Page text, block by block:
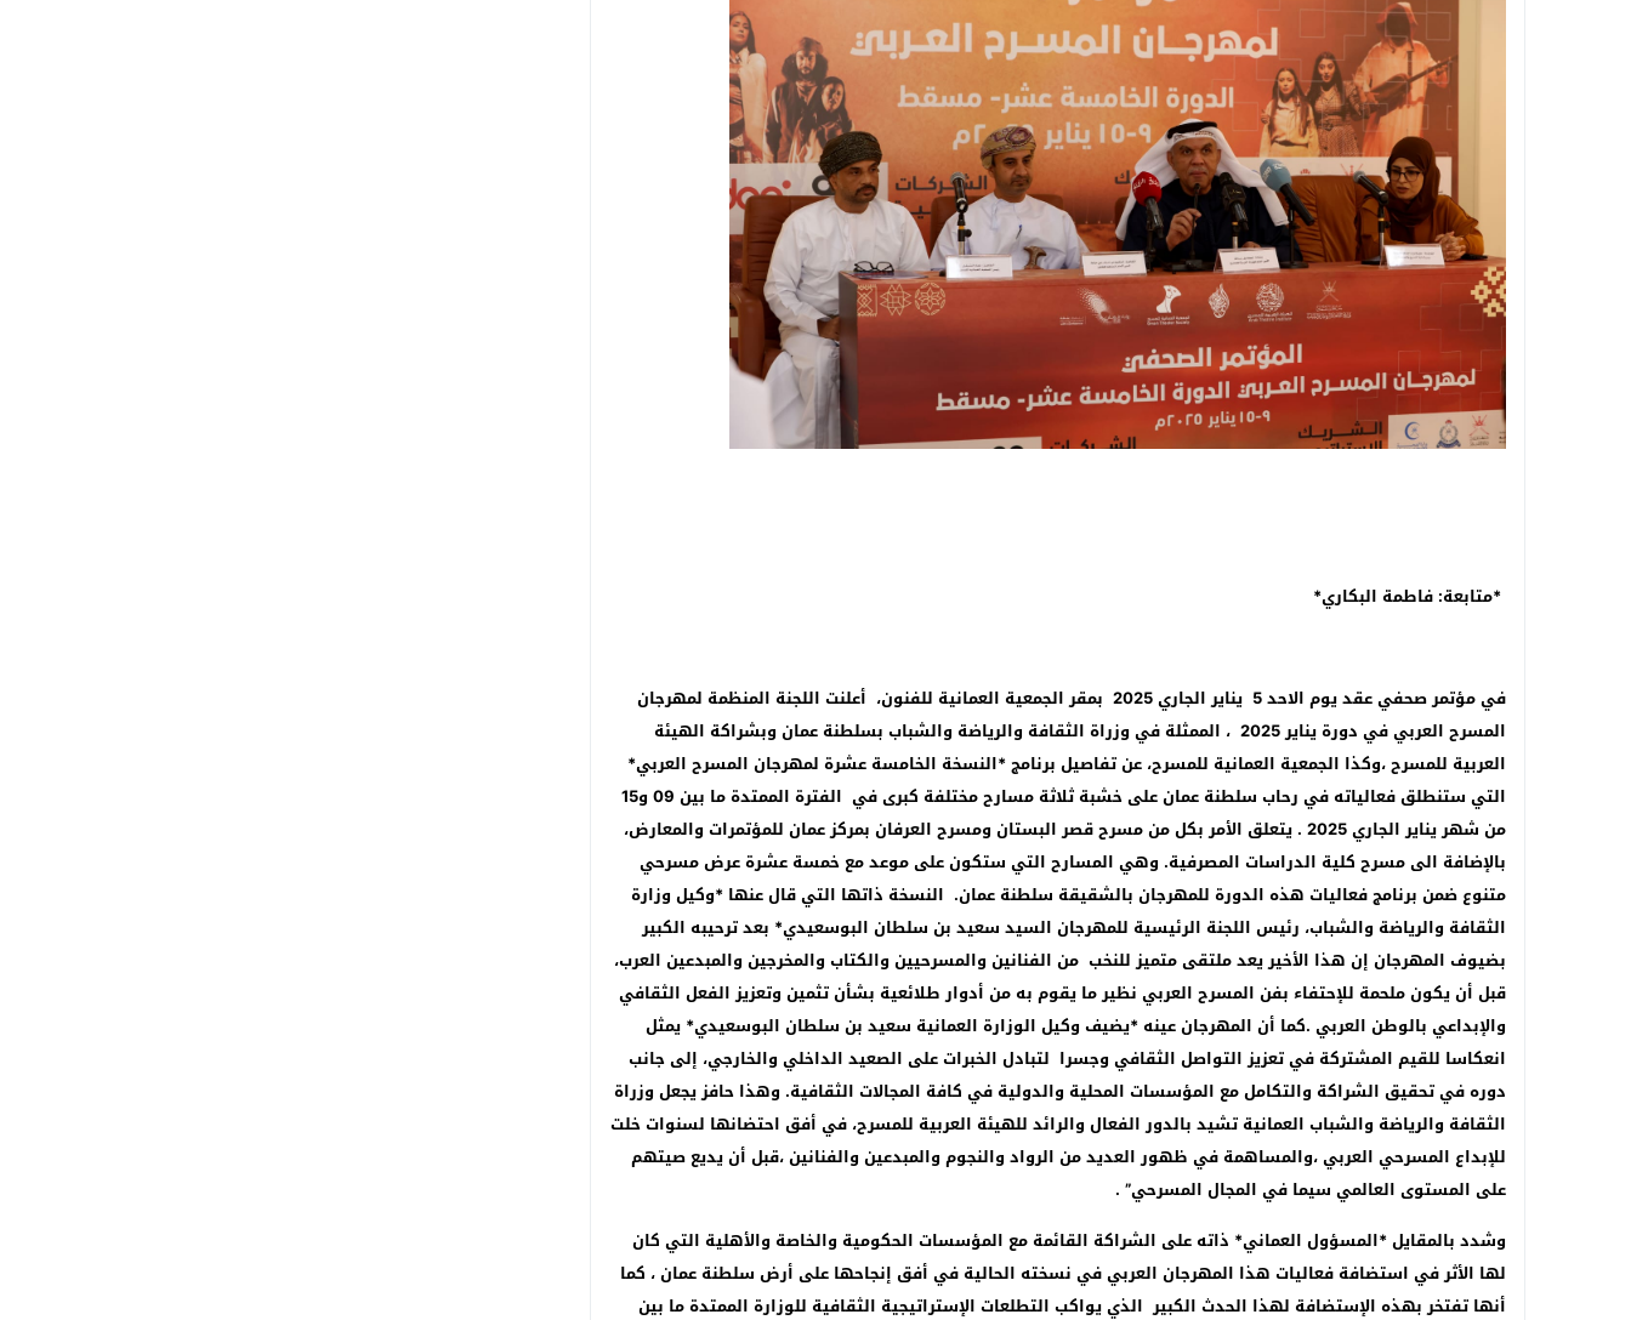
جماعة السهول تبرر أزمة الأزبال بالإكراهات المالية والإدارية والساكنة تطالب بالخدمة قبل الأعذار
*متابعة: فاطمة البكاري*
في مؤتمر صحفي عقد يوم الاحد 5 يناير الجاري 2025 بمقر الجمعية العمانية للفنون، أعلنت اللجنة المنظمة لمهرجان
المسرح العربي في دورة يناير 2025 ، الممثلة في وزراة الثقافة والرياضة والشباب بسلطنة عمان وبشراكة الهيئة
العربية للمسرح ،وكذا الجمعية العمانية للمسرح، عن تفاصيل برنامج *النسخة الخامسة عشرة لمهرجان المسرح العربي*
التي ستنطلق فعالياته في رحاب سلطنة عمان على خشبة ثلاثة مسارح مختلفة كبرى في الفترة الممتدة ما بين 09 و15
من شهر يناير الجاري 2025 . يتعلق الأمر بكل من مسرح قصر البستان ومسرح العرفان بمركز عمان للمؤتمرات والمعارض،
بالإضافة الى مسرح كلية الدراسات المصرفية. وهي المسارح التي ستكون على موعد مع خمسة عشرة عرض مسرحي
متنوع ضمن برنامج فعاليات هذه الدورة للمهرجان بالشقيقة سلطنة عمان. النسخة ذاتها التي قال عنها *وكيل وزارة
الثقافة والرياضة والشباب، رئيس اللجنة الرئيسية للمهرجان السيد سعيد بن سلطان البوسعيدي* بعد ترحيبه الكبير
بضيوف المهرجان إن هذا الأخير يعد ملتقى متميز للنخب من الفنانين والمسرحيين والكتاب والمخرجين والمبدعين العرب،
قبل أن يكون ملحمة للإحتفاء بفن المسرح العربي نظير ما يقوم به من أدوار طلائعية بشأن تثمين وتعزيز الفعل الثقافي
والإبداعي بالوطن العربي .كما أن المهرجان عينه *يضيف وكيل الوزارة العمانية سعيد بن سلطان البوسعيدي* يمثل
انعكاسا للقيم المشتركة في تعزيز التواصل الثقافي وجسرا لتبادل الخبرات على الصعيد الداخلي والخارجي، إلى جانب
دوره في تحقيق الشراكة والتكامل مع المؤسسات المحلية والدولية في كافة المجالات الثقافية. وهذا حافز يجعل وزراة
الثقافة والرياضة والشباب العمانية تشيد بالدور الفعال والرائد للهيئة العربية للمسرح، في أفق احتضانها لسنوات خلت
للإبداع المسرحي العربي ،والمساهمة في ظهور العديد من الرواد والنجوم والمبدعين والفنانين ،قبل أن يديع صيتهم
على المستوى العالمي سيما في المجال المسرحي” .
وشدد بالمقايل *المسؤول العماني* ذاته على الشراكة القائمة مع المؤسسات الحكومية والخاصة والأهلية التي كان
لها الأثر في استضافة فعاليات هذا المهرجان العربي في نسخته الحالية في أفق إنجاحها على أرض سلطنة عمان ، كما
أنها تفتخر بهذه الإستضافة لهذا الحدث الكبير الذي يواكب التطلعات الإستراتيجية الثقافية للوزارة الممتدة ما بين